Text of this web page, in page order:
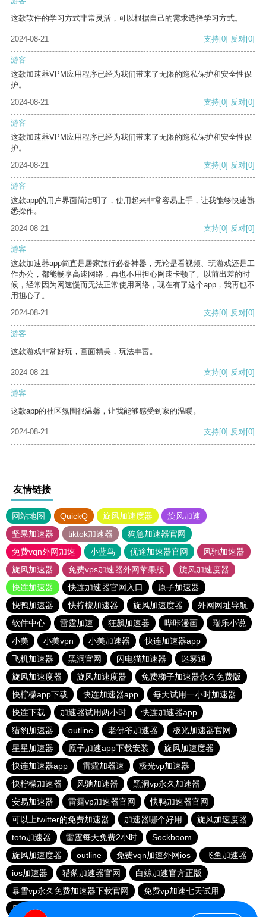
这款软件的学习方式非常灵活，可以根据自己的需求选择学习方式。
2024-08-21 支持[0] 反对[0]
游客
这款加速器VPM应用程序已经为我们带来了无限的隐私保护和安全性保
护。
2024-08-21
支持[0] 反对[0]
游客
这款加速器VPM应用程序已经为我们带来了无限的隐私保护和安全性保
护。
2024-08-21
支持[0] 反对[0]
游客
这款app的用户界面简洁明了，使用起来非常容易上手，让我能够快速熟
悉操作。
2024-08-21
支持[0] 反对[0]
游客
这款加速器app简直是居家旅行必备神器，无论是看视频、玩游戏还是工
作办公，都能畅享高速网络，再也不用担心网速卡顿了。以前出差的时
候，经常因为网速慢而无法正常使用网络，现在有了这个app，我再也不
用担心了。
2024-08-21
支持[0] 反对[0]
游客
这款游戏非常好玩，画面精美，玩法丰富。
2024-08-21 支持[0] 反对[0]
游客
这款app的社区氛围很温馨，让我能够感受到家的温暖。
2024-08-21 支持[0] 反对[0]
友情链接
网站地图 QuickQ 旋风加速度器
旋风加速
坚果加速器
tiktok加速器
狗急加速器官网
免费vqn外网加速
小蓝鸟 优途加速器官网
风驰加速器
旋风加速器
免费vps加速器外网苹果版
旋风加速度器
快连加速器
快连加速器官网入口
原子加速器
快鸭加速器
快柠檬加速器 旋风加速度器
外网网址导航
软件中心
雷霆加速 狂飙加速器 哔咔漫画
瑞乐小说
小美
小美vpn 小美加速器
快连加速器app
飞机加速器
黑洞官网 闪电猫加速器
迷雾通
旋风加速度器
旋风加速度器
免费梯子加速器永久免费版
快柠檬app下载
快连加速器app
每天试用一小时加速器
快连下载
加速器试用两小时
快连加速器app
猎豹加速器
outline 老佛爷加速器
极光加速器官网
星星加速器
原子加速app下载安装
旋风加速度器
快连加速器app
雷霆加器速
极光vp加速器
快柠檬加速器
风驰加速器
黑洞vp永久加速器
安易加速器
雷霆vp加速器官网
快鸭加速器官网
可以上twitter的免费加速器
加速器哪个好用
旋风加速度器
toto加速器
雷霆每天免费2小时
Sockboom
旋风加速度器
outline 免费vqn加速外网ios
飞鱼加速器
ios加速器
猎豹加速器官网
白鲸加速官方正版
暴雪vp永久免费加速器下载官网
免费vp加速七天试用
原子加速器下载